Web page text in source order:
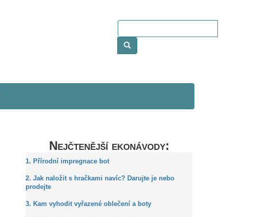
Nejčtenější ekonávody:
1. Přírodní impregnace bot
2. Jak naložit s hračkami navíc? Darujte je nebo
prodejte
3. Kam vyhodit vyřazené oblečení a boty